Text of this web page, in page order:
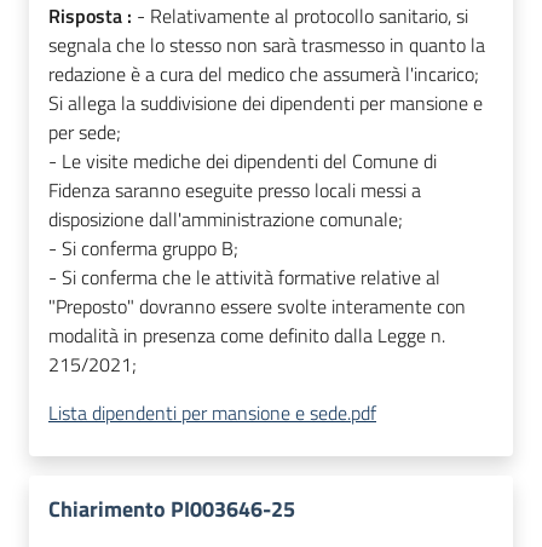
Risposta : - Relativamente al protocollo sanitario, si
segnala che lo stesso non sarà trasmesso in quanto la
redazione è a cura del medico che assumerà l'incarico;
Si allega la suddivisione dei dipendenti per mansione e
per sede;
- Le visite mediche dei dipendenti del Comune di
Fidenza saranno eseguite presso locali messi a
disposizione dall'amministrazione comunale;
- Si conferma gruppo B;
- Si conferma che le attività formative relative al
"Preposto" dovranno essere svolte interamente con
modalità in presenza come definito dalla Legge n.
215/2021;
Lista dipendenti per mansione e sede.pdf
Chiarimento PI003646-25